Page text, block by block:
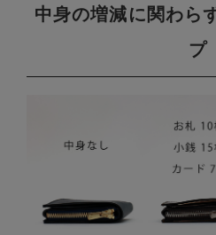
中身の増減に関わら
プ